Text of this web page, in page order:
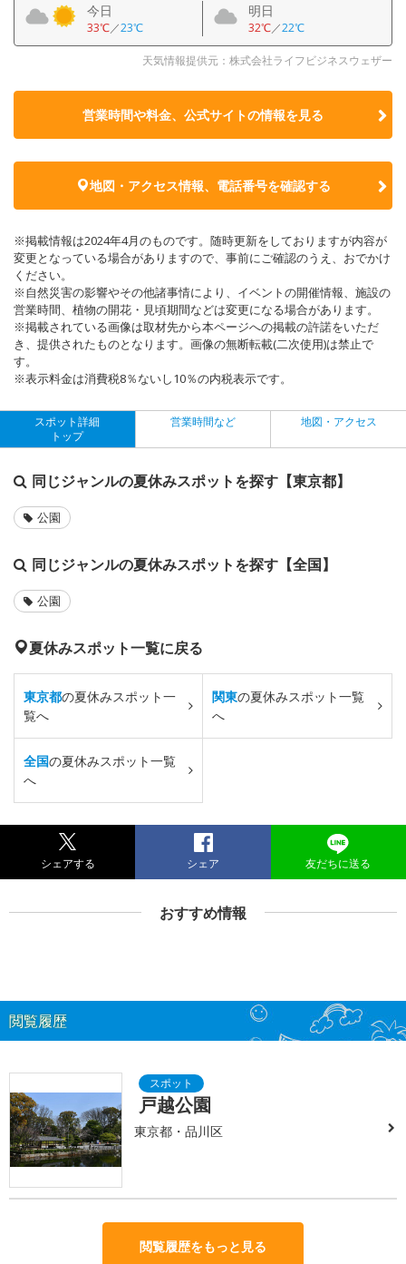
今日
33℃／23℃
明日
32℃／22℃
天気情報提供元：株式会社ライフビジネスウェザー
営業時間や料金、公式サイトの情報を見る
地図・アクセス情報、電話番号を確認する
※掲載情報は2024年4月のものです。随時更新をしておりますが内容が
変更となっている場合がありますので、事前にご確認のうえ、おでかけ
ください。
※自然災害の影響やその他諸事情により、イベントの開催情報、施設の
営業時間、植物の開花・見頃期間などは変更になる場合があります。
※掲載されている画像は取材先から本ページへの掲載の許諾をいただ
き、提供されたものとなります。画像の無断転載(二次使用)は禁止で
す。
※表示料金は消費税8％ないし10％の内税表示です。
スポット詳細
トップ
営業時間など 地図・アクセス
同じジャンルの夏休みスポットを探す【東京都】
公園
同じジャンルの夏休みスポットを探す【全国】
公園
夏休みスポット一覧に戻る
東京都の夏休みスポット一
覧へ
関東の夏休みスポット一覧
へ
全国の夏休みスポット一覧
へ
シェアする シェア 友だちに送る
おすすめ情報
閲覧履歴
戸越公園
東京都・品川区
閲覧履歴をもっと見る